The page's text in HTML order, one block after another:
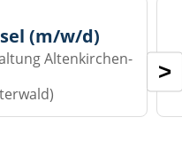
(m/w/d)
Altenkirchen-
>